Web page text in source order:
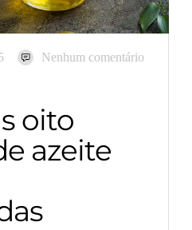
Nenhum comentário
oito
azeite